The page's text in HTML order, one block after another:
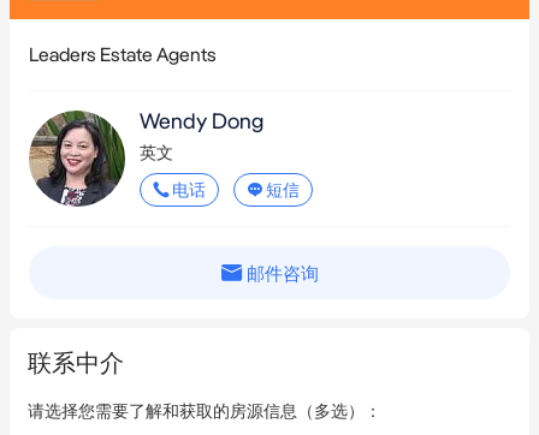
邮箱：wendy@leadersestateagents.com
Leaders Estate Agents
Wendy Dong
英文
电话
短信
邮件咨询
联系中介
请选择您需要了解和获取的房源信息（多选）：